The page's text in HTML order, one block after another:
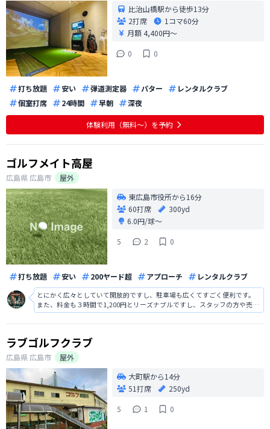
比治山橋駅から徒歩13分
2打席
1コマ60分
月額 4,400円〜
0
0
打ち放題 安い 弾道測定器 パター
レンタルクラブ
個室打席
24時間 早朝 深夜
体験利用（無料〜）を予約
ゴルフメイト高屋
広島県 広島市
屋外
東広島市役所から16分
60打席
300yd
6.0円/球〜
5
2 0
打ち放題 安い 200ヤード超 アプローチ レンタルクラブ
とにかく広々としていて開放的ですし、駐車場も広くてすごく便利です。
また、料金も３時間で1,200円とリーズナブルですし、スタッフの方や売店
の方の対応もとても親切で気持ち良いです。練習するにはすごく良い環境
に雰囲気が揃っている場所だと感じました。
ラブゴルフクラブ
広島県 広島市
屋外
大町駅から14分
51打席
250yd
5
1 0